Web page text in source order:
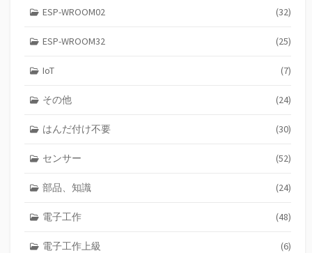
ESP-WROOM02 (32)
ESP-WROOM32 (25)
IoT (7)
その他 (24)
はんだ付け不要 (30)
センサー (52)
部品、知識 (24)
電子工作 (48)
電子工作上級 (6)